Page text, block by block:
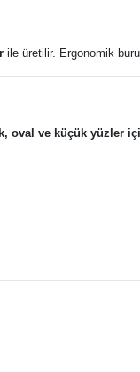
ile üretilir. Ergonomik
oval ve küçük yüzler